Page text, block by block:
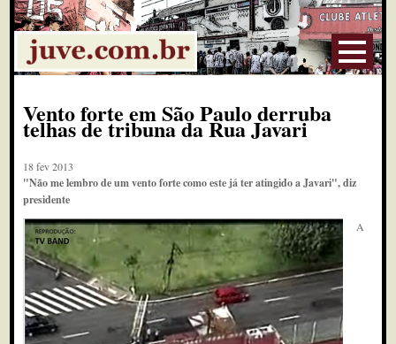
Vento forte em São Paulo derruba
telhas de tribuna da Rua Javari
18 fev 2013
"Não me lembro de um vento forte como este já ter atingido a Javari", diz
presidente
A